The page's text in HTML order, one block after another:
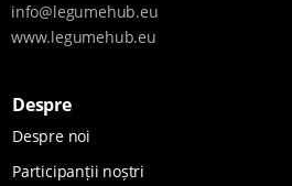
info@legumehub.eu
www.legumehub.eu
Despre
Despre noi
Participanții noștri